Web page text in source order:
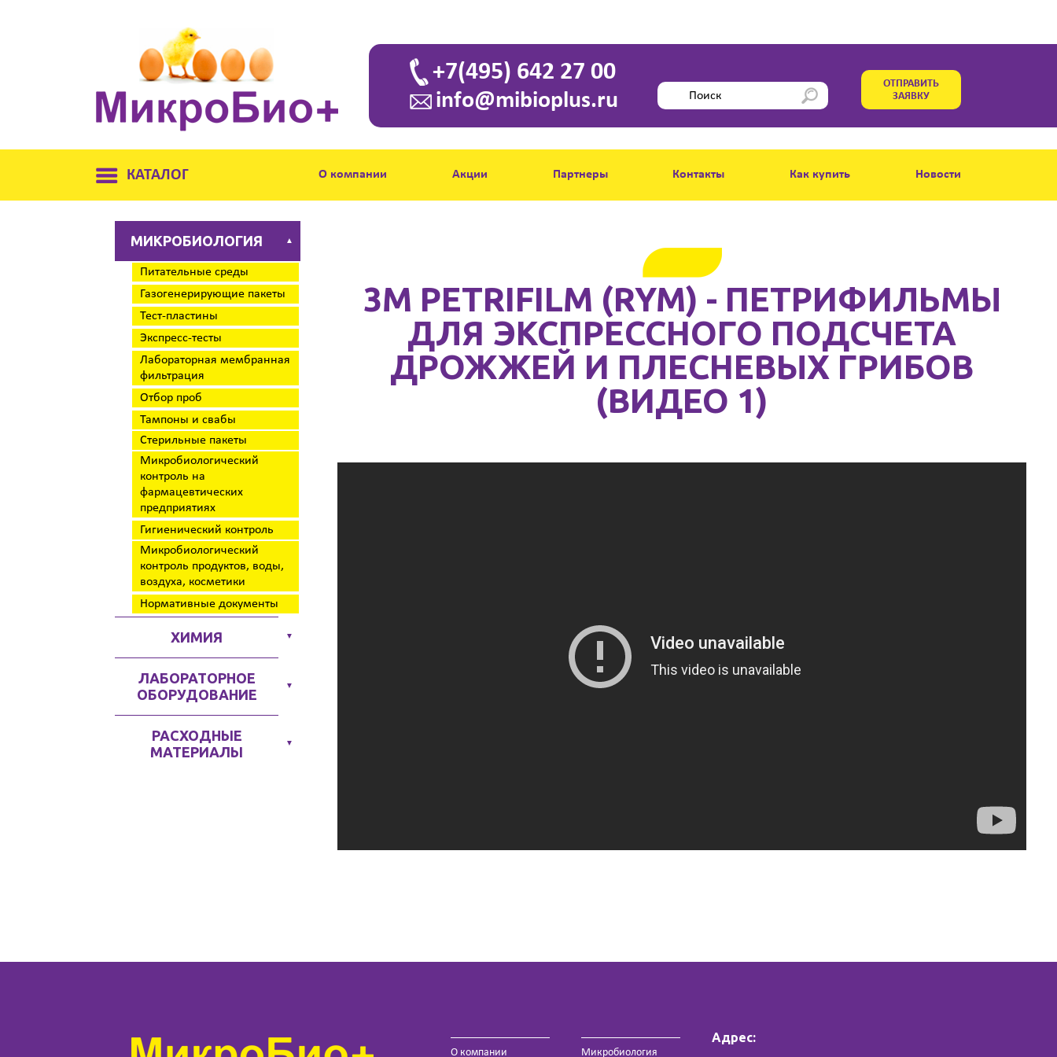
+7(495) 642 27 00
info@mibioplus.ru
ОТПРАВИТЬ
ЗАЯВКУ
КАТАЛОГ О компании Акции Партнеры Контакты Как купить Новости
МИКРОБИОЛОГИЯ ▲
Питательные среды
Газогенерирующие пакеты
Тест-пластины
Экспресс-тесты
Лабораторная мембранная
фильтрация
Отбор проб
Тампоны и свабы
Стерильные пакеты
Микробиологический
контроль на
фармацевтических
предприятиях
Гигиенический контроль
Микробиологический
контроль продуктов, воды,
воздуха, косметики
Нормативные документы
ХИМИЯ ▼
ЛАБОРАТОРНОЕ
ОБОРУДОВАНИЕ
▼
РАСХОДНЫЕ
МАТЕРИАЛЫ
▼
3M PETRIFILM (RYM) - ПЕТРИФИЛЬМЫ
ДЛЯ ЭКСПРЕССНОГО ПОДСЧЕТА
ДРОЖЖЕЙ И ПЛЕСНЕВЫХ ГРИБОВ
(ВИДЕО 1)
О компании Микробиология
Адрес: